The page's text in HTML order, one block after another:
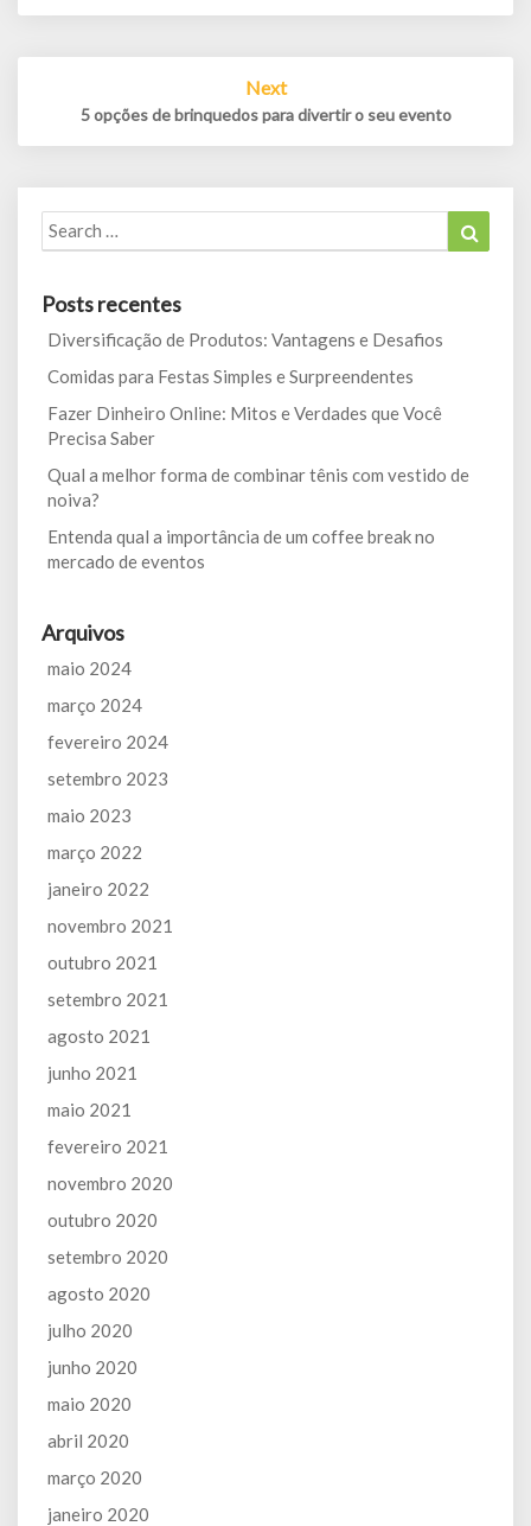
Next
5 opções de brinquedos para divertir o seu evento
Search
for:
Posts recentes
Diversificação de Produtos: Vantagens e Desafios
Comidas para Festas Simples e Surpreendentes
Fazer Dinheiro Online: Mitos e Verdades que Você
Precisa Saber
Qual a melhor forma de combinar tênis com vestido de
noiva?
Entenda qual a importância de um coffee break no
mercado de eventos
Arquivos
maio 2024
março 2024
fevereiro 2024
setembro 2023
maio 2023
março 2022
janeiro 2022
novembro 2021
outubro 2021
setembro 2021
agosto 2021
junho 2021
maio 2021
fevereiro 2021
novembro 2020
outubro 2020
setembro 2020
agosto 2020
julho 2020
junho 2020
maio 2020
abril 2020
março 2020
janeiro 2020